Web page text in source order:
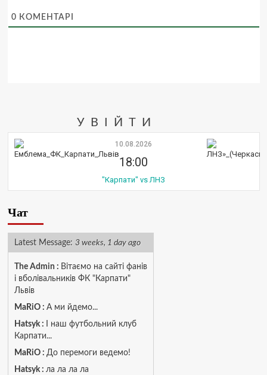
0 КОМЕНТАРІ
УВІЙТИ
10.08.2026
18:00
"Карпати" vs ЛНЗ
Чат
Latest Message: 3 weeks, 1 day ago
The Admin : Вітаємо на сайті фанів
і вболівальників ФК "Карпати"
Львів
MaRiO : А ми йдемо...
Hatsyk :
І наш футбольний клуб
Карпати...
MaRiO : До перемоги ведемо!
Hatsyk : ла ла ла ла